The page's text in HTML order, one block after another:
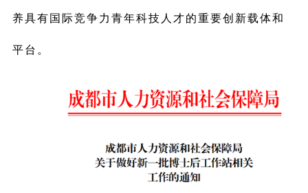
养具有国际竞争力青年科技人才的重要创新载体和
平台。